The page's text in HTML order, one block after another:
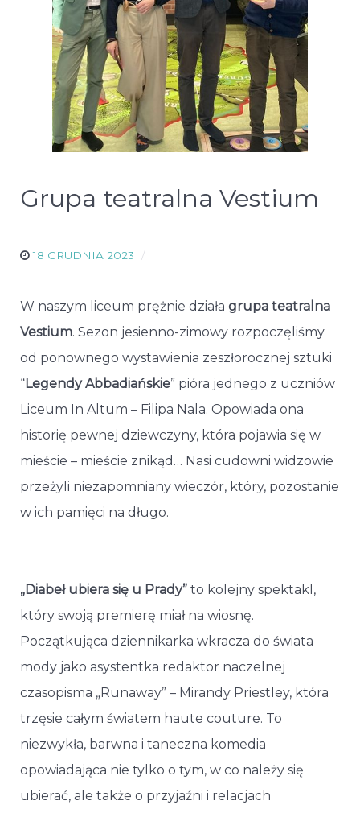
Grupa teatralna Vestium
18 GRUDNIA 2023
W naszym liceum prężnie działa grupa teatralna
Vestium. Sezon jesienno-zimowy rozpoczęliśmy
od ponownego wystawienia zeszłorocznej sztuki
“Legendy Abbadiańskie” pióra jednego z uczniów
Liceum In Altum – Filipa Nala. Opowiada ona
historię pewnej dziewczyny, która pojawia się w
mieście – mieście znikąd… Nasi cudowni widzowie
przeżyli niezapomniany wieczór, który, pozostanie
w ich pamięci na długo.
„Diabeł ubiera się u Prady” to kolejny spektakl,
który swoją premierę miał na wiosnę.
Początkująca dziennikarka wkracza do świata
mody jako asystentka redaktor naczelnej
czasopisma „Runaway” – Mirandy Priestley, która
trzęsie całym światem haute couture. To
niezwykła, barwna i taneczna komedia
opowiadająca nie tylko o tym, w co należy się
ubierać, ale także o przyjaźni i relacjach